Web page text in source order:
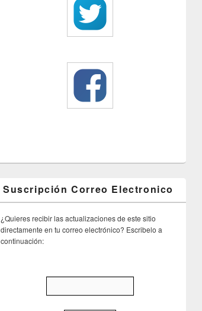
Suscripción Correo Electronico
¿Quieres recibir las actualizaciones de este sitio
directamente en tu correo electrónico? Escribelo a
continuación: